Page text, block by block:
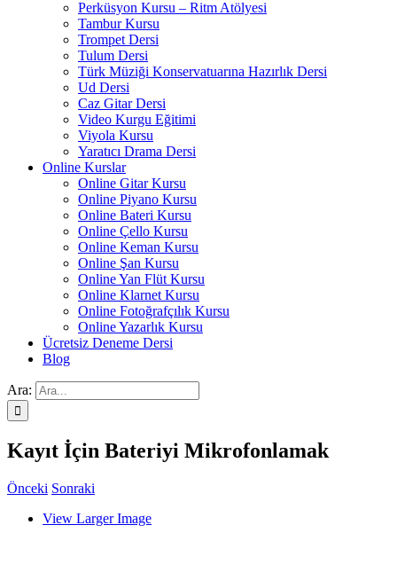
Perküsyon Kursu – Ritm Atölyesi
Tambur Kursu
Trompet Dersi
Tulum Dersi
Türk Müziği Konservatuarına Hazırlık Dersi
Ud Dersi
Caz Gitar Dersi
Video Kurgu Eğitimi
Viyola Kursu
Yaratıcı Drama Dersi
Online Kurslar
Online Gitar Kursu
Online Piyano Kursu
Online Bateri Kursu
Online Çello Kursu
Online Keman Kursu
Online Şan Kursu
Online Yan Flüt Kursu
Online Klarnet Kursu
Online Fotoğrafçılık Kursu
Online Yazarlık Kursu
Ücretsiz Deneme Dersi
Blog
Ara:
Kayıt İçin Bateriyi Mikrofonlamak
Önceki Sonraki
View Larger Image